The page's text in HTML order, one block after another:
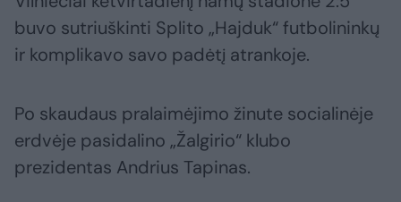
buvo sutriuškinti Splito „Hajduk“ futbolininkų
ir komplikavo savo padėtį atrankoje.
Po skaudaus pralaimėjimo žinute socialinėje
erdvėje pasidalino „Žalgirio“ klubo
prezidentas Andrius Tapinas.